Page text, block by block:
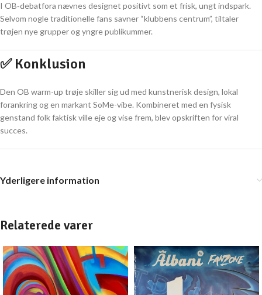
I OB‑debatfora nævnes designet positivt som et frisk, ungt indspark.
Selvom nogle traditionelle fans savner “klubbens centrum”, tiltaler
trøjen nye grupper og yngre publikummer.
✅ Konklusion
Den OB warm-up trøje skiller sig ud med kunstnerisk design, lokal
forankring og en markant SoMe-vibe. Kombineret med en fysisk
genstand folk faktisk ville eje og vise frem, blev opskriften for viral
succes.
Yderligere information
Relaterede varer